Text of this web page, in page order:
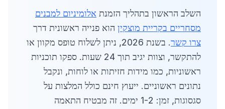
השלב הראשון בתהליך הזמנת אלומיניום למבנים
מסחריים בקריית מוצקין הוא פנייה ראשונית דרך
צרו קשר
. בשנת 2026, ניתן לשלוח טופס מקוון או
להתקשר, וצוות יגיב תוך 24 שעות. ספקו תוכניות
ראשוניות, כמו מידות חזיתות או לוחות, ונקבל
נתונים ראשוניים. ייעוץ חינם כולל המלצות על
סגסוגות, זמן: 1-2 ימים. זה מבטיח התאמה